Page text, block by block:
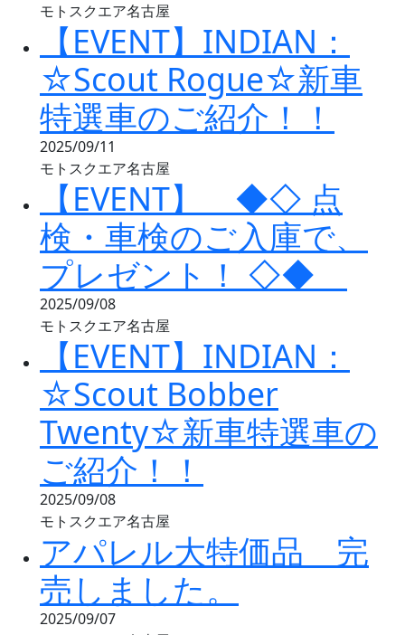
モトスクエア名古屋
【EVENT】INDIAN：
☆Scout Rogue☆新車
特選車のご紹介！！
2025/09/11
モトスクエア名古屋
【EVENT】 ◆◇ 点
検・車検のご入庫で、
プレゼント！ ◇◆
2025/09/08
モトスクエア名古屋
【EVENT】INDIAN：
☆Scout Bobber
Twenty☆新車特選車の
ご紹介！！
2025/09/08
モトスクエア名古屋
アパレル大特価品 完
売しました。
2025/09/07